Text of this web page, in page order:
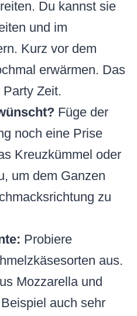
Du kannst sie
und im
Kurz vor dem
erwärmen. Das
Zeit.
Füge der
noch eine Prise
Kreuzkümmel oder
um dem Ganzen
zu
Probiere
aus.
Mozzarella und
auch sehr